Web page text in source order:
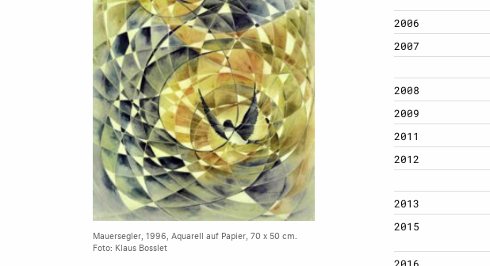
Mauersegler, 1996, Aquarell auf Papier, 70 x 50 cm.
Foto: Klaus Bosslet
2006
2007
2008
2009
2011
2012
2013
2015